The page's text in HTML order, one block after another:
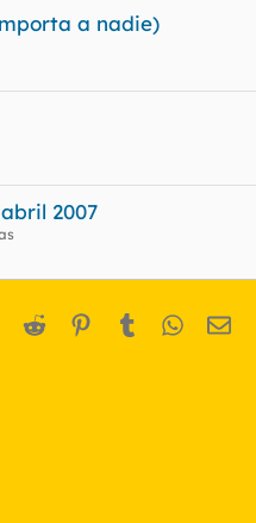
a nadie)
2007
LinkedIn
Reddit Pinterest
Tumblr